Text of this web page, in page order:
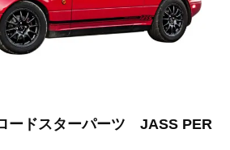
ードスターパーツ JASS PER